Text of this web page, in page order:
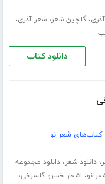
،گلچین شعر،شعر آذری،
دانلود کتاب
کتاب‌های شعر نو
،دانلود شعر،دانلود مجموعه
نو، اشعار خسرو گلسرخی،